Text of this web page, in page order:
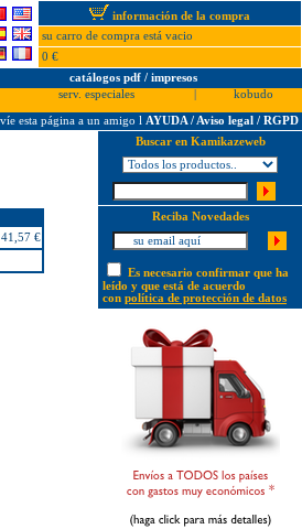
información de la compra
su carro de compra está vacio
0 €
catálogos pdf / impresos
serv. especiales
kobudo
esta página a un amigo l AYUDA / Aviso legal / RGPD
41,57 €
Buscar en Kamikazeweb
Reciba Novedades
Es necesario confirmar que ha
leído y que está de acuerdo
con política de protección de datos